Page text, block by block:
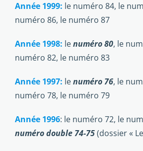
Année 1999: le numéro 84, le
numéro 86, le numéro 87
Année 1998: lenuméro 80, le
numéro 82, le numéro 83
Année 1997: lenuméro 76, le
numéro 78, le numéro 79
Année 1996: le numéro 72, le
numéro double 74-75(dossier «